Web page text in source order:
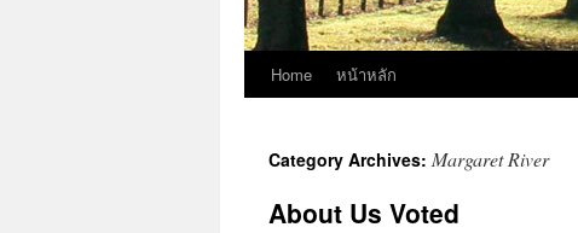
Skip
content
Home หน้าหลัก
Category Archives: Margaret River
About Us Voted